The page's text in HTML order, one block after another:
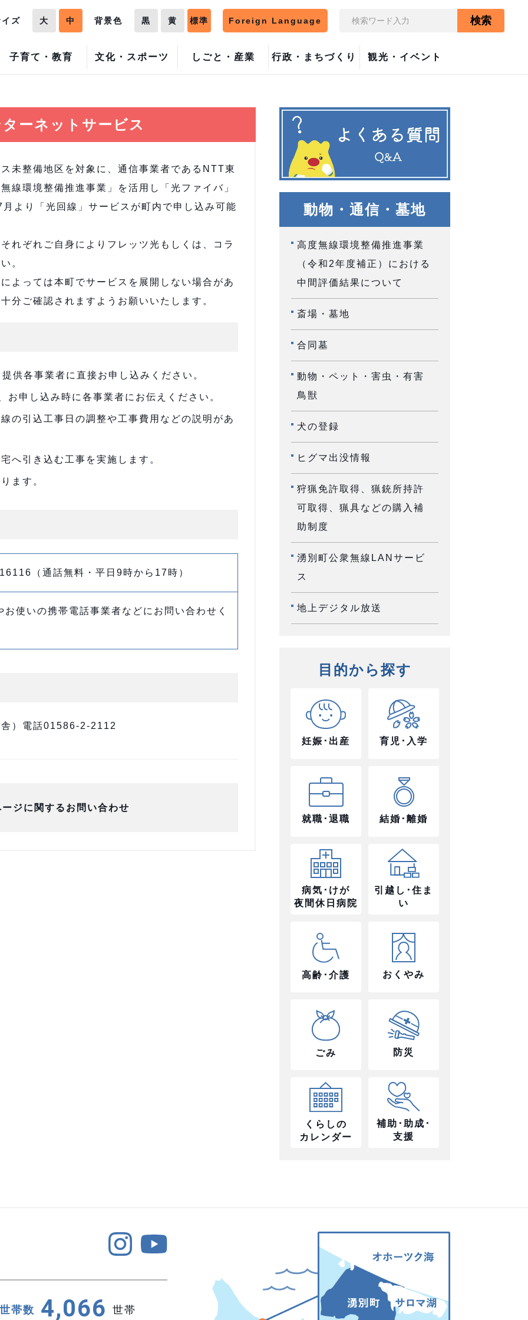
子育て・教育 文化・スポーツ しごと・産業 行政・まちづくり 観光・イベント
ズ 大 中 背景色 黒 黄 標準 Foreign Language 検索
ーネットサービス
未整備地区を対象に、通信事業者であるNTT東
線環境整備推進事業」を活用し「光ファイバ」
より「光回線」サービスが町内で申し込み可能
ぞれご自身によりフレッツ光もしくは、コラ
。
っては本町でサービスを展開しない場合があ
分ご確認されますようお願いいたします。
供各事業者に直接お申し込みください。
申し込み時に各事業者にお伝えください。
の引込工事日の調整や工事費用などの説明があ
へ引き込む工事を実施します。
ます。
（通話無料・平日9時から17時）
お使いの携帯電話事業者などにお問い合わせく
舎）電話01586-2-2112
ジに関するお問い合わせ
動物・通信・墓地
高度無線環境整備推進事業
（令和2年度補正）における
中間評価結果について
斎場・墓地
合同墓
動物・ペット・害虫・有害
鳥獣
犬の登録
ヒグマ出没情報
狩猟免許取得、猟銃所持許
可取得、猟具などの購入補
助制度
湧別町公衆無線LANサービ
ス
地上デジタル放送
目的から探す
妊娠･出産 育児･入学
就職･退職 結婚･離婚
病気･けが
夜間休日病院
引越し･住ま
い
高齢･介護 おくやみ
ごみ 防災
くらしの
カレンダー
補助･助成･
支援
世帯数 4,066 世帯